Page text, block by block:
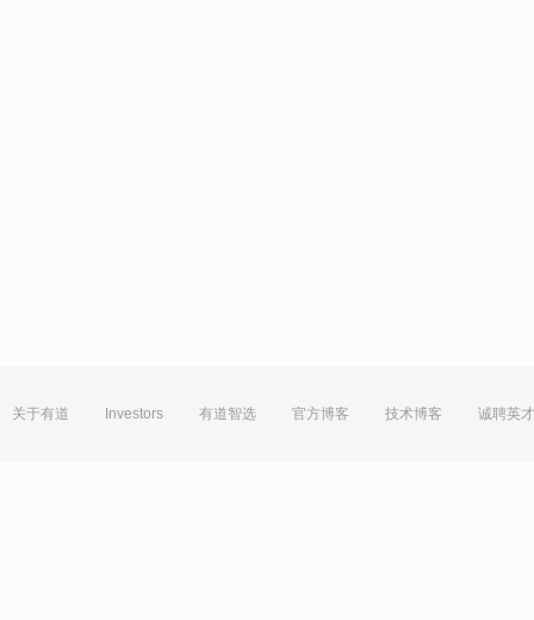
关于有道 Investors 有道智选 官方博客 技术博客 诚聘英才